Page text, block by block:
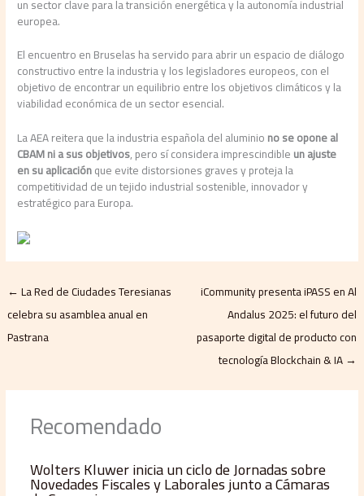
un sector clave para la transición energética y la autonomía industrial
europea.
El encuentro en Bruselas ha servido para abrir un espacio de diálogo
constructivo entre la industria y los legisladores europeos, con el
objetivo de encontrar un equilibrio entre los objetivos climáticos y la
viabilidad económica de un sector esencial.
La AEA reitera que la industria española del aluminiono se opone al
CBAM ni a sus objetivos, pero sí considera imprescindibleun ajuste
en su aplicaciónque evite distorsiones graves y proteja la
competitividad de un tejido industrial sostenible, innovador y
estratégico para Europa.
←La Red de Ciudades Teresianas
celebra su asamblea anual en
Pastrana
iCommunity presenta iPASS en Al
Andalus 2025: el futuro del
pasaporte digital de producto con
tecnología Blockchain & IA→
Recomendado
Wolters Kluwer inicia un ciclo de Jornadas sobre
Novedades Fiscales y Laborales junto a Cámaras